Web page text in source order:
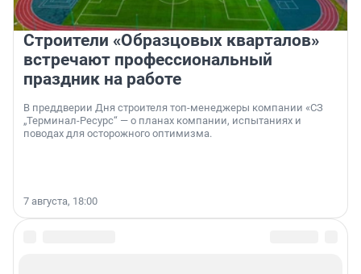
Строители «Образцовых кварталов»
встречают профессиональный
праздник на работе
В преддверии Дня строителя топ-менеджеры компании «СЗ
„Терминал-Ресурс“ — о планах компании, испытаниях и
поводах для осторожного оптимизма.
7 августа, 18:00